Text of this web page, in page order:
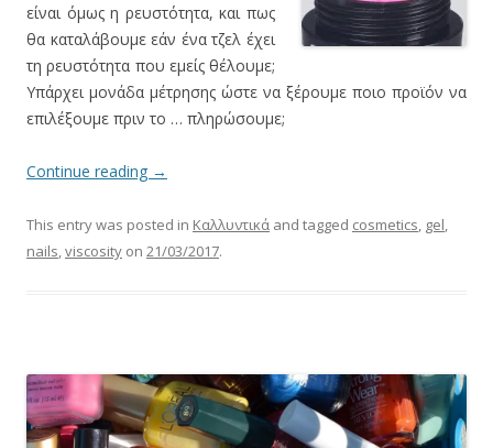
είναι όμως η ρευστότητα, και πως
θα καταλάβουμε εάν ένα τζελ έχει
τη ρευστότητα που εμείς θέλουμε;
Υπάρχει μονάδα μέτρησης ώστε να ξέρουμε ποιο προϊόν να
επιλέξουμε πριν το … πληρώσουμε;
Continue reading →
This entry was posted in Καλλυντικά and tagged cosmetics, gel,
nails,viscosity on 21/03/2017.